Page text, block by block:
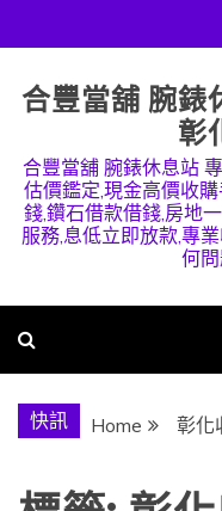
to
content
合豐當舖 腕錶
彰
合豐當舖 腕錶休息站
估價鑑定,現金高價收
錢,鑽石借款借錢,房地
服務,息低立即放款,專
何
快訊 Home 彰化